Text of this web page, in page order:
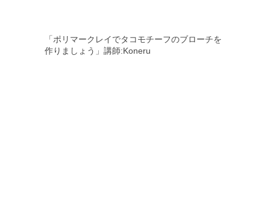
「ポリマークレイでタコモチーフのブローチを
作りましょう」講師:Koneru